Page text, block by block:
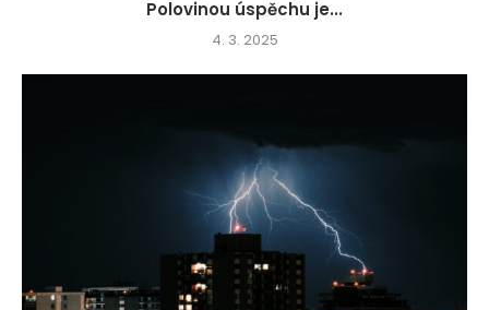
Polovinou úspěchu je...
4. 3. 2025